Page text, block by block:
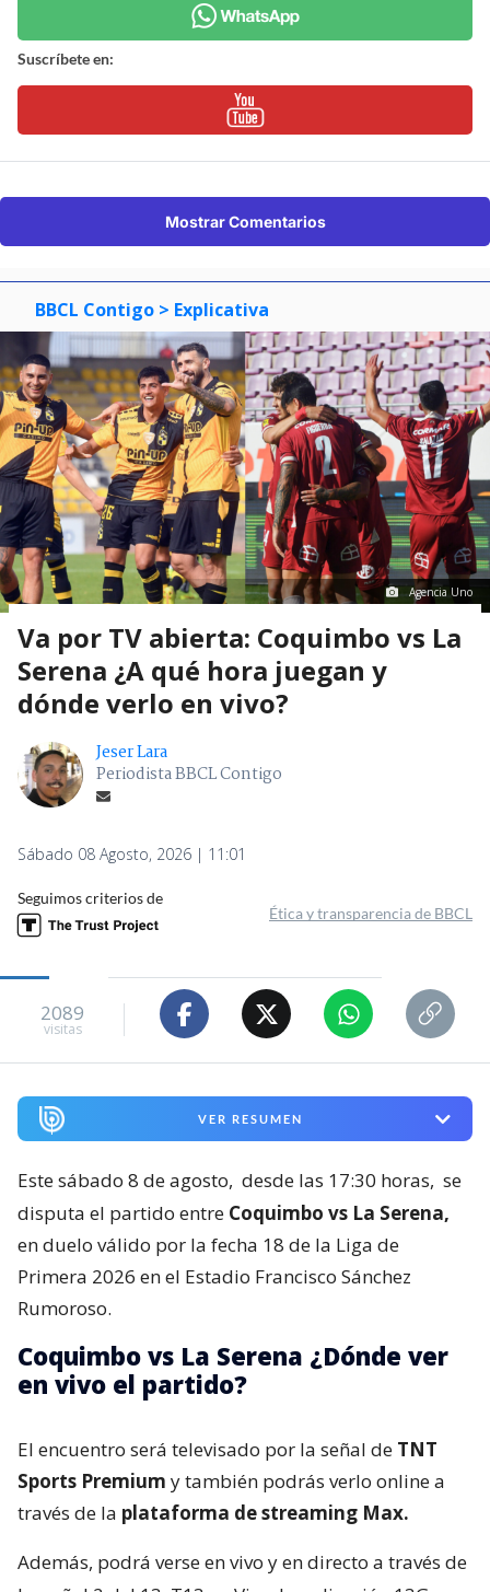
Suscríbete en:
Mostrar Comentarios
BBCL Contigo > Explicativa
Agencia Uno
Va por TV abierta: Coquimbo vs La
Serena ¿A qué hora juegan y
dónde verlo en vivo?
Jeser Lara
Periodista BBCL Contigo
Sábado 08 Agosto, 2026 | 11:01
Seguimos criterios de
Ética y transparencia de BBCL
2089
visitas
VER RESUMEN
Este sábado 8 de agosto, desde las 17:30 horas, se
disputa el partido entre Coquimbo vs La Serena,
en duelo válido por la fecha 18 de la Liga de
Primera 2026 en el Estadio Francisco Sánchez
Rumoroso.
Coquimbo vs La Serena ¿Dónde ver
en vivo el partido?
El encuentro será televisado por la señal de TNT
Sports Premium y también podrás verlo online a
través de la plataforma de streaming Max.
Además, podrá verse en vivo y en directo a través de